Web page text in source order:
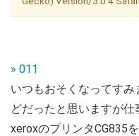
» 011
いつもおそくなってす
どだったと思いますが
xeroxのプリンタCG835